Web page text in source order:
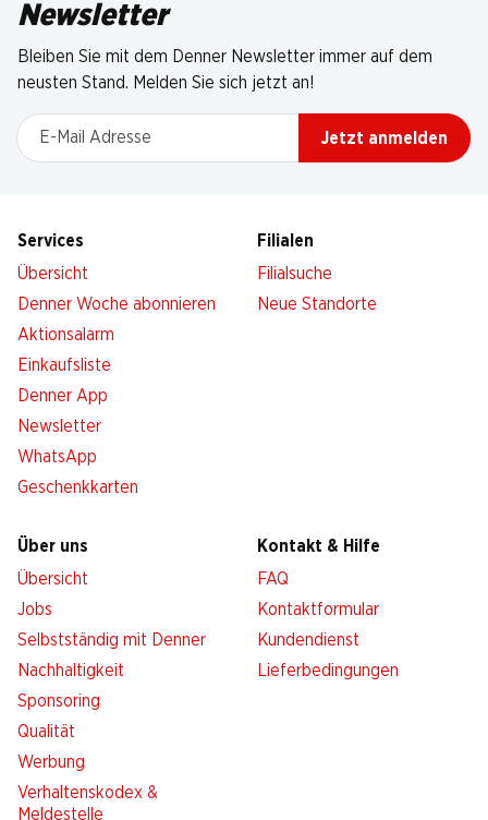
Newsletter
Bleiben Sie mit dem Denner Newsletter immer auf dem
neusten Stand. Melden Sie sich jetzt an!
E-Mail Adresse
Jetzt anmelden
Services
Übersicht
Denner Woche abonnieren
Aktionsalarm
Einkaufsliste
Denner App
Newsletter
WhatsApp
Geschenkkarten
Filialen
Filialsuche
Neue Standorte
Über uns
Übersicht
Jobs
Selbstständig mit Denner
Nachhaltigkeit
Sponsoring
Qualität
Werbung
Verhaltenskodex &
Meldestelle
Kontakt & Hilfe
FAQ
Kontaktformular
Kundendienst
Lieferbedingungen